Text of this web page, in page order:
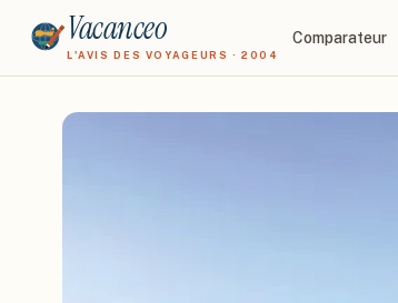
Vacanceo
L'AVIS DES VOYAGEURS · 2004
Comparateur